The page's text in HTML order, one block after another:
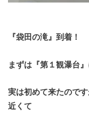
『袋田の滝』到着！
まずは『第１観瀑台
実は初めて来たので
近くて